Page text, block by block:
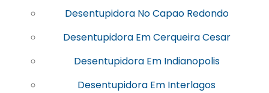
Desentupidora No Capao Redondo
Desentupidora Em Cerqueira Cesar
Desentupidora Em Indianopolis
Desentupidora Em Interlagos